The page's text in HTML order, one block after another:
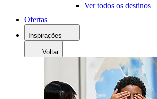
Ver todos os destinos
Ofertas
Inspirações
Voltar